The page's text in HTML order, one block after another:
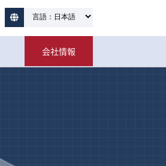
会社情報